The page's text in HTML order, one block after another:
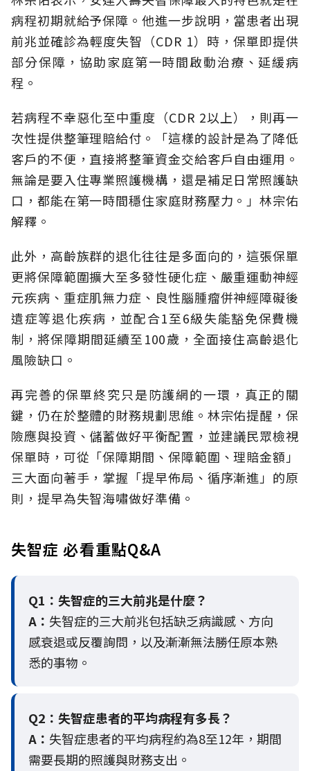
病程初期就給予保障。他進一步說明，當患者出現
前兆並確診為輕度失智（CDR 1）時，保單即提供
部分保障，協助家庭第一時間啟動治療、延緩病
程。
若病程不幸惡化至中重度（CDR 2以上），則再一
次性提供整筆理賠給付。「這樣的設計是為了降低
客戶的不便，直接將整筆資金交給客戶自由運用。
無論是要入住專業照護機構，還是補足日常照護缺
口，都能在第一時間穩住家庭財務壓力。」林宗佑
解釋。
此外，高齡族群的退化往往是多面向的，這張保單
更將保障範圍擴大至多發性硬化症、嚴重運動神經
元疾病、重症肌無力症、良性腦腫瘤併神經障礙後
遺症等退化疾病，並配合1至6級失能豁免保費機
制，將保障期間延續至100歲，全面接住高齡退化
風險缺口。
再完善的保單終究只是防護網的一環，真正的關
鍵，仍在於整體的財務規劃思維。 林宗佑提醒，保
險應與投資、儲蓄做好平衡配置，並建議民眾檢視
保單時，可從「保障期間、保障範圍、理賠金額」
三大面向著手，掌握「提早佈局、循序漸進」的原
則，提早為失智海嘯做好準備。
失智症 必看重點Q&A
Q1：失智症的三大前兆是什麼？
A： 失智症的三大前兆包括缺乏病識感、方向
感衰退或反覆詢問，以及漸漸無法勝任原本熟
悉的事物。
Q2： 失智症患者的平均病程有多長？
A： 失智症患者的平均病程約為8至12年，期間
需要長期的照護與財務支出。